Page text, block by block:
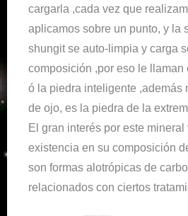
cargarla ,cada vez que
aplicamos sobre un punto, y la
shungit se auto-limpia y carga
composición ,por eso le llaman
ó la piedra inteligente ,además
de ojo, es la piedra de la
El gran interés por este
existencia en su composición
son formas alotrópicas de
relacionados con ciertos